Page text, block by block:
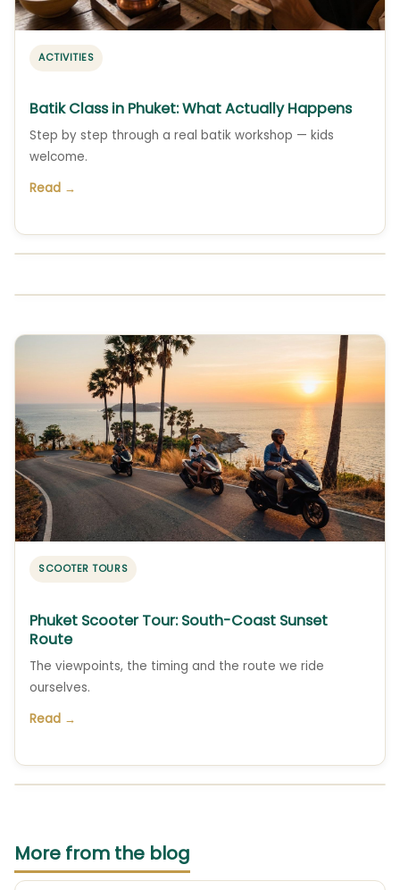
ACTIVITIES
Batik Class in Phuket: What Actually Happens
Step by step through a real batik workshop — kids
welcome.
Read →
SCOOTER TOURS
Phuket Scooter Tour: South-Coast Sunset
Route
The viewpoints, the timing and the route we ride
ourselves.
Read →
More from the blog